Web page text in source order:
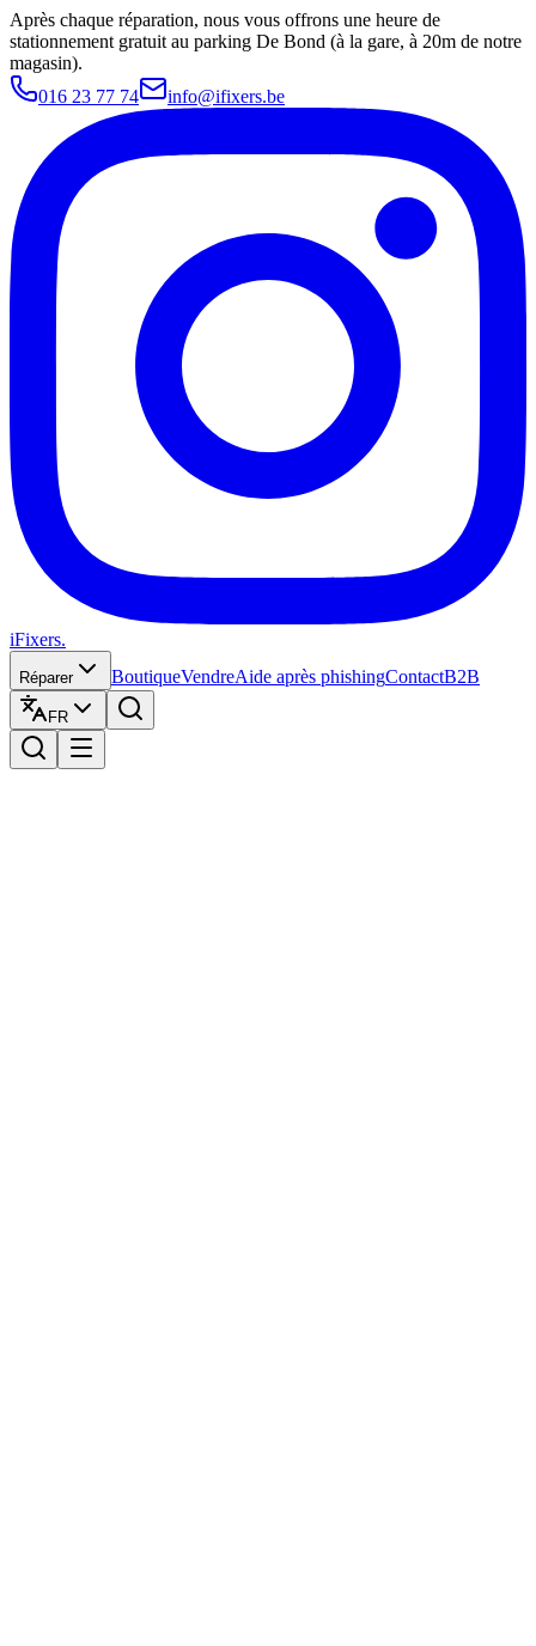
Après chaque réparation, nous vous offrons une heure de
stationnement gratuit au parking De Bond (à la gare, à 20m de notre
magasin).
016 23 77 74
info@ifixers.be
iFixers.
Réparer BoutiqueVendreAide après phishingContactB2B
FR